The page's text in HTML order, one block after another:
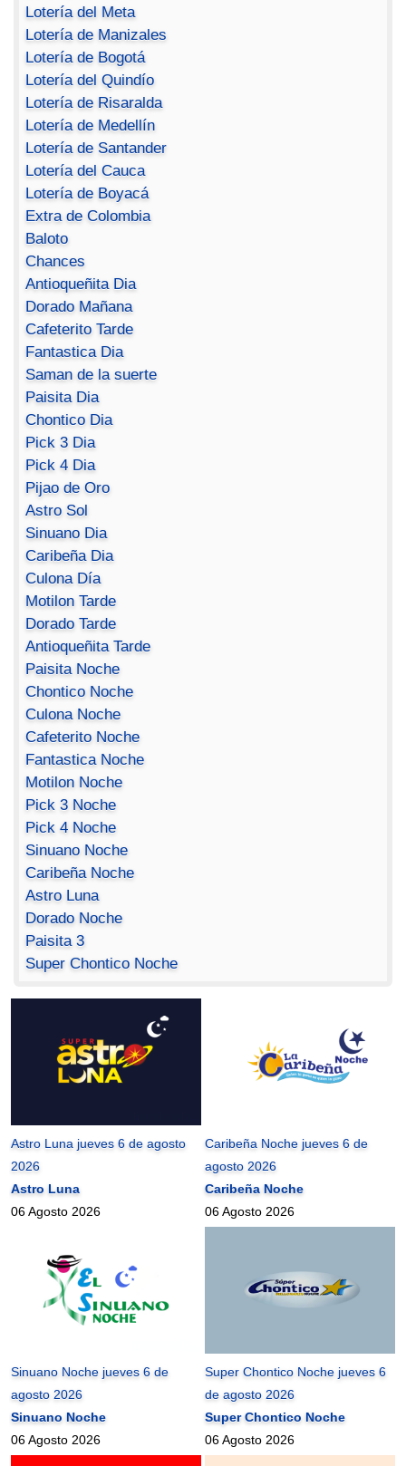
Lotería del Meta
Lotería de Manizales
Lotería de Bogotá
Lotería del Quindío
Lotería de Risaralda
Lotería de Medellín
Lotería de Santander
Lotería del Cauca
Lotería de Boyacá
Extra de Colombia
Baloto
Chances
Antioqueñita Dia
Dorado Mañana
Cafeterito Tarde
Fantastica Dia
Saman de la suerte
Paisita Dia
Chontico Dia
Pick 3 Dia
Pick 4 Dia
Pijao de Oro
Astro Sol
Sinuano Dia
Caribeña Dia
Culona Día
Motilon Tarde
Dorado Tarde
Antioqueñita Tarde
Paisita Noche
Chontico Noche
Culona Noche
Cafeterito Noche
Fantastica Noche
Motilon Noche
Pick 3 Noche
Pick 4 Noche
Sinuano Noche
Caribeña Noche
Astro Luna
Dorado Noche
Paisita 3
Super Chontico Noche
Astro Luna jueves 6 de agosto
2026
Astro Luna
06 Agosto 2026
Caribeña Noche jueves 6 de
agosto 2026
Caribeña Noche
06 Agosto 2026
Sinuano Noche jueves 6 de
agosto 2026
Sinuano Noche
06 Agosto 2026
Super Chontico Noche jueves 6
de agosto 2026
Super Chontico Noche
06 Agosto 2026